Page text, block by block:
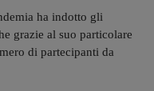
ha indotto gli
grazie al suo particolare
di partecipanti da